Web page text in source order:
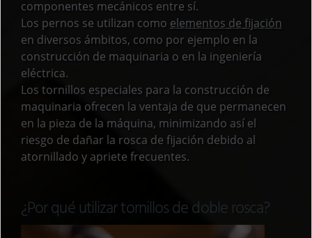
componentes mecánicos entre sí.
Los pernos se utilizan como elementos de fijación
en diversos ámbitos, como por ejemplo en la
construcción de maquinaria o en la ingeniería
eléctrica.
Los tornillos especiales para la construcción de
maquinaria ofrecen la ventaja de que permanecen
en la pieza de la máquina, minimizando así el
riesgo de dañar la rosca de fijación debido al
atornillado y apriete frecuentes.
¿Por qué utilizar tornillos de doble rosca?